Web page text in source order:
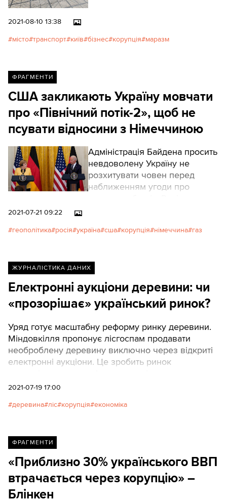
2021-08-10 13:38
місто транспорт київ бізнес корупція маразм
ФРАГМЕНТИ
США закликають Україну мовчати
про «Північний потік-2», щоб не
псувати відносини з Німеччиною
Адміністрація Байдена просить
невдоволену Україну не
розхитувати човен перед
наближенням угоди про
2021-07-21 09:22
геополітика росія україна сша корупція німеччина газ
ЖУРНАЛІСТИКА ДАНИХ
Електронні аукціони деревини: чи
«прозорішає» український ринок?
Уряд готує масштабну реформу ринку деревини.
Міндовкілля пропонує лісгоспам продавати
необроблену деревину виключно через відкриті
електронні аукціони. Це зробить ринок
виведе значні суми коштів із тіні.
2021-07-19 17:00
деревина ліс корупція економіка
ФРАГМЕНТИ
«Приблизно 30% українського ВВП
втрачається через корупцію» –
Блінкен